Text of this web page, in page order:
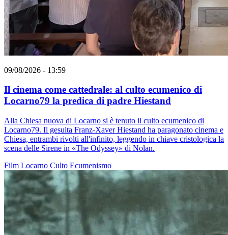
09/08/2026 - 13:59
Il cinema come cattedrale: al culto ecumenico di
Locarno79 la predica di padre Hiestand
Alla Chiesa nuova di Locarno si è tenuto il culto ecumenico di
Locarno79. Il gesuita Franz-Xaver Hiestand ha paragonato cinema e
Chiesa, entrambi rivolti all'infinito, leggendo in chiave cristologica la
scena delle Sirene in «The Odyssey» di Nolan.
Film Locarno Culto Ecumenismo